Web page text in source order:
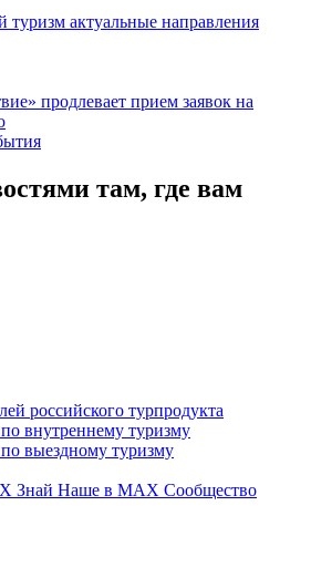
туризм актуальные направления
продлевает прием заявок на
там, где вам
российского турпродукта
внутреннему туризму
выездному туризму
Знай Наше в MAX Сообщество